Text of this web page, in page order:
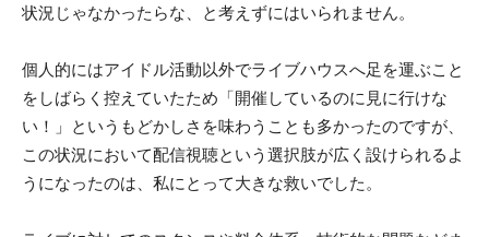
状況じゃなかったらな、と考えずにはいられません。
個人的にはアイドル活動以外でライブハウスへ足を運ぶこと
をしばらく控えていたため「開催しているのに見に行けな
い！」というもどかしさを味わうことも多かったのですが、
この状況において配信視聴という選択肢が広く設けられるよ
うになったのは、私にとって大きな救いでした。